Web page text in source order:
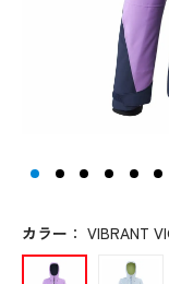
カラー ： VIBRANT